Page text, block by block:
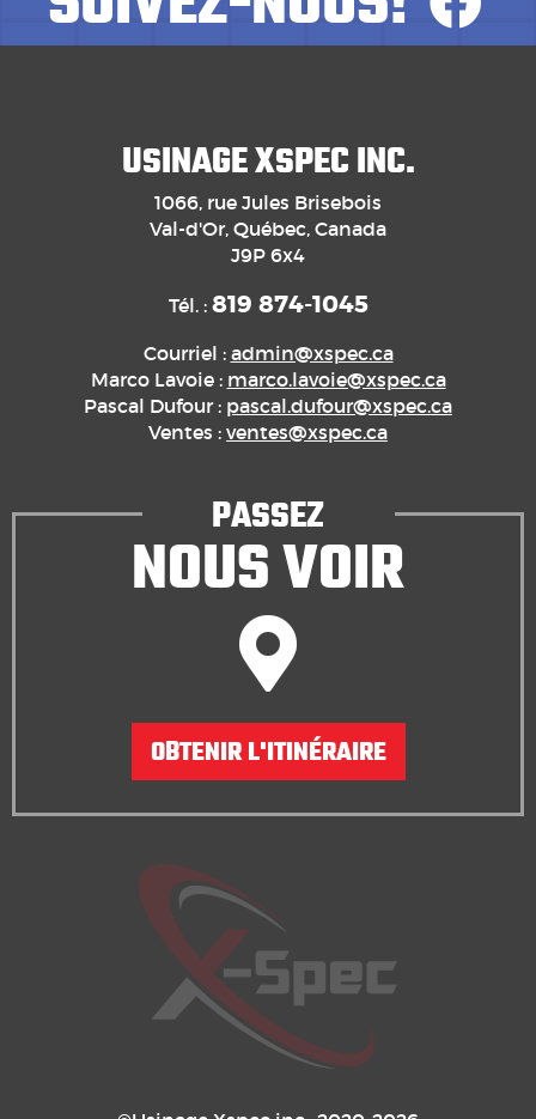
USINAGE XSPEC INC.
1066, rue Jules Brisebois
Val-d'Or, Québec, Canada
J9P 6x4
Tél. : 819 874-1045
Courriel : admin@xspec.ca
Marco Lavoie : marco.lavoie@xspec.ca
Pascal Dufour : pascal.dufour@xspec.ca
Ventes : ventes@xspec.ca
PASSEZ
NOUS VOIR
OBTENIR L'ITINÉRAIRE